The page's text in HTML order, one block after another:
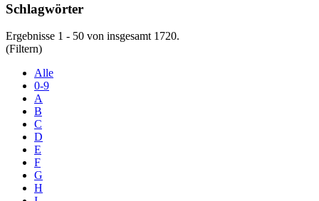
Schlagwörter
Ergebnisse 1 - 50 von insgesamt 1720.
(Filtern)
Alle
0-9
A
B
C
D
E
F
G
H